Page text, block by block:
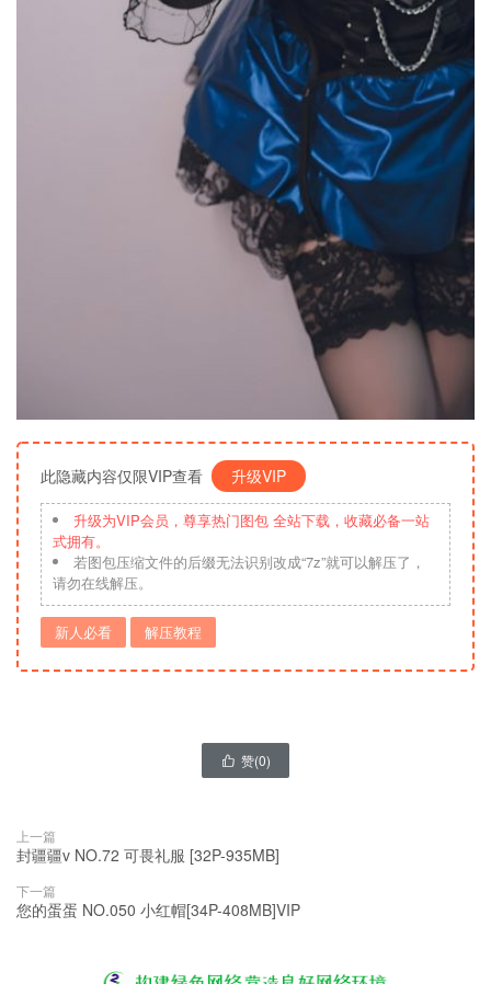
此隐藏内容仅限VIP查看 升级VIP
升级为VIP会员，尊享热门图包 全站下载，收藏必备一站
式拥有。
若图包压缩文件的后缀无法识别改成“7z”就可以解压了，
请勿在线解压。
新人必看 解压教程
 赞(0)
上一篇
封疆疆v NO.72 可畏礼服 [32P-935MB]
下一篇
您的蛋蛋 NO.050 小红帽[34P-408MB]VIP